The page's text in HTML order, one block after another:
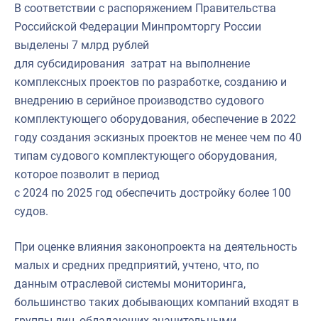
В соответствии с распоряжением Правительства
Российской Федерации Минпромторгу России
выделены 7 млрд рублей
для субсидирования затрат на выполнение
комплексных проектов по разработке, созданию и
внедрению в серийное производство судового
комплектующего оборудования, обеспечение в 2022
году создания эскизных проектов не менее чем по 40
типам судового комплектующего оборудования,
которое позволит в период
с 2024 по 2025 год обеспечить достройку более 100
судов.
При оценке влияния законопроекта на деятельность
малых и средних предприятий, учтено, что, по
данным отраслевой системы мониторинга,
большинство таких добывающих компаний входят в